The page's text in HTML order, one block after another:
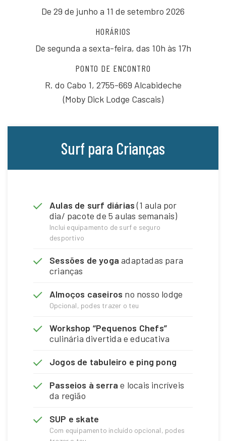
De 29 de junho a 11 de setembro 2026
HORÁRIOS
De segunda a sexta-feira, das 10h às 17h
PONTO DE ENCONTRO
R. do Cabo 1, 2755-669 Alcabideche
(Moby Dick Lodge Cascais)
Surf para Crianças
Aulas de surf diárias(1 aula por
dia/ pacote de 5 aulas semanais)
Inclui equipamento de surf e seguro
desportivo
Sessões de yoga adaptadas para
crianças
Almoços caseiros no nosso lodge
Opcional, podes trazer o teu
Workshop “Pequenos Chefs”
culinária divertida e educativa
Jogos de tabuleiro e ping pong
Passeios à serra e locais incríveis
da região
SUP e skate
Com equipamento incluído opcional, podes